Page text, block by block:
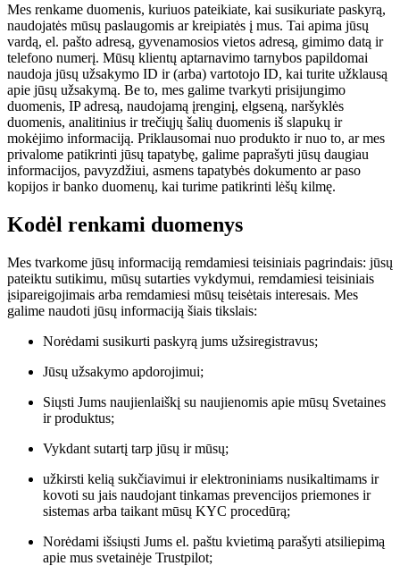
Mes renkame duomenis, kuriuos pateikiate, kai susikuriate paskyrą,
naudojatės mūsų paslaugomis ar kreipiatės į mus. Tai apima jūsų
vardą, el. pašto adresą, gyvenamosios vietos adresą, gimimo datą ir
telefono numerį. Mūsų klientų aptarnavimo tarnybos papildomai
naudoja jūsų užsakymo ID ir (arba) vartotojo ID, kai turite užklausą
apie jūsų užsakymą. Be to, mes galime tvarkyti prisijungimo
duomenis, IP adresą, naudojamą įrenginį, elgseną, naršyklės
duomenis, analitinius ir trečiųjų šalių duomenis iš slapukų ir
mokėjimo informaciją. Priklausomai nuo produkto ir nuo to, ar mes
privalome patikrinti jūsų tapatybę, galime paprašyti jūsų daugiau
informacijos, pavyzdžiui, asmens tapatybės dokumento ar paso
kopijos ir banko duomenų, kai turime patikrinti lėšų kilmę.
Kodėl renkami duomenys
Mes tvarkome jūsų informaciją remdamiesi teisiniais pagrindais: jūsų
pateiktu sutikimu, mūsų sutarties vykdymui, remdamiesi teisiniais
įsipareigojimais arba remdamiesi mūsų teisėtais interesais. Mes
galime naudoti jūsų informaciją šiais tikslais:
Norėdami susikurti paskyrą jums užsiregistravus;
Jūsų užsakymo apdorojimui;
Siųsti Jums naujienlaiškį su naujienomis apie mūsų Svetaines
ir produktus;
Vykdant sutartį tarp jūsų ir mūsų;
užkirsti kelią sukčiavimui ir elektroniniams nusikaltimams ir
kovoti su jais naudojant tinkamas prevencijos priemones ir
sistemas arba taikant mūsų KYC procedūrą;
Norėdami išsiųsti Jums el. paštu kvietimą parašyti atsiliepimą
apie mus svetainėje Trustpilot;